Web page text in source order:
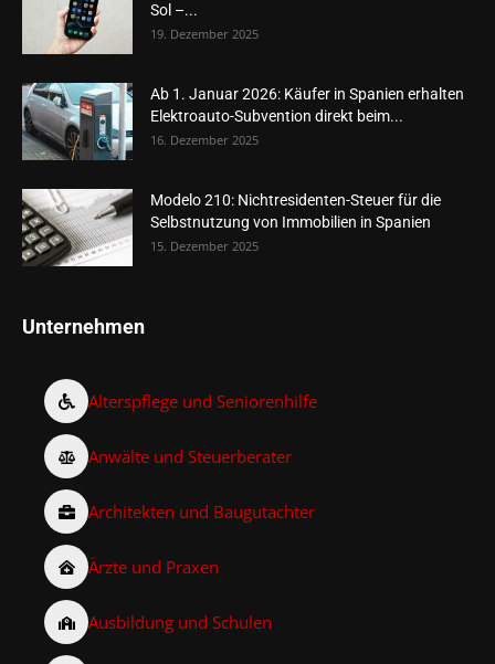
Sol –...
19. Dezember 2025
Ab 1. Januar 2026: Käufer in Spanien erhalten
Elektroauto-Subvention direkt beim...
16. Dezember 2025
Modelo 210: Nichtresidenten-Steuer für die
Selbstnutzung von Immobilien in Spanien
15. Dezember 2025
Unternehmen
Alterspflege und Seniorenhilfe
Anwälte und Steuerberater
Architekten und Baugutachter
Ärzte und Praxen
Ausbildung und Schulen